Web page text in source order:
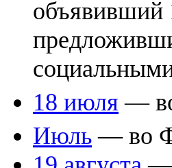
объявивший
18 июля —
Июль — во